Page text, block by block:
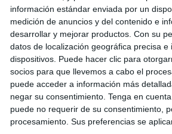
información estándar enviada por un
medición de anuncios y del contenido e
desarrollar y mejorar productos. Con su
datos de localización geográfica precisa
dispositivos. Puede hacer clic para
socios para que llevemos a cabo el
puede acceder a información más
negar su consentimiento. Tenga en
puede no requerir de su consentimiento,
procesamiento. Sus preferencias se
Últimas noticias
España impone controles a los viajeros
Meloni a quitarlos
Sira Rego: "Es incomprensible que 70.000